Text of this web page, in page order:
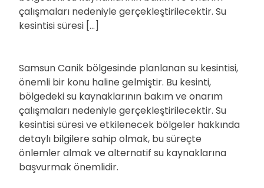
çalışmaları nedeniyle gerçekleştirilecektir. Su
kesintisi süresi […]
Samsun Canik bölgesinde planlanan su kesintisi,
önemli bir konu haline gelmiştir. Bu kesinti,
bölgedeki su kaynaklarının bakım ve onarım
çalışmaları nedeniyle gerçekleştirilecektir. Su
kesintisi süresi ve etkilenecek bölgeler hakkında
detaylı bilgilere sahip olmak, bu süreçte
önlemler almak ve alternatif su kaynaklarına
başvurmak önemlidir.